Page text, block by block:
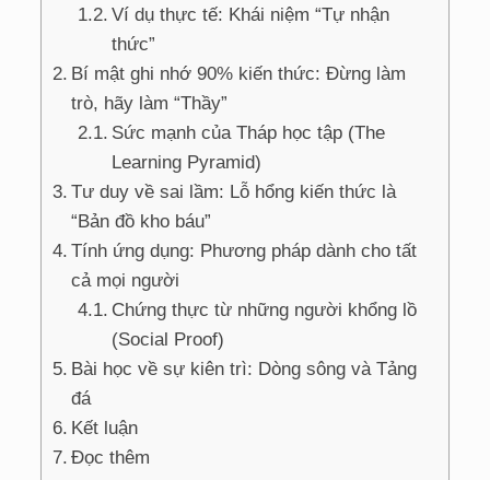
Ví dụ thực tế: Khái niệm “Tự nhận
thức”
Bí mật ghi nhớ 90% kiến thức: Đừng làm
trò, hãy làm “Thầy”
Sức mạnh của Tháp học tập (The
Learning Pyramid)
Tư duy về sai lầm: Lỗ hổng kiến thức là
“Bản đồ kho báu”
Tính ứng dụng: Phương pháp dành cho tất
cả mọi người
Chứng thực từ những người khổng lồ
(Social Proof)
Bài học về sự kiên trì: Dòng sông và Tảng
đá
Kết luận
Đọc thêm